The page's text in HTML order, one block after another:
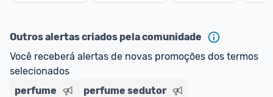
E lembre-se: você sempre pode contar ajuda da
comunidade para tirar dúvidas ou acionar os
nossos Admins marcando
comentário ou através do Fale com o Promobit.
Outros alertas criados pela comunidade
Você receberá alertas de novas promoções dos termos
selecionados
perfume
perfume sedutor